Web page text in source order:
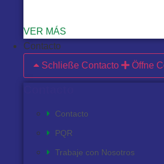
VER MÁS
Contacto
Schließe Contacto
Öffne
Contacto
PQR
Trabaje con Nosotros